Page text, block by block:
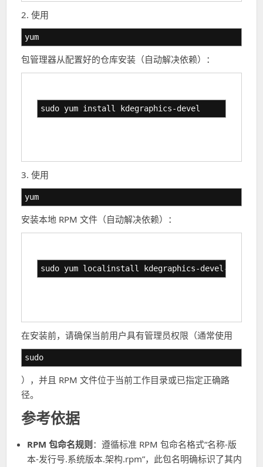
2. 使用
yum
包管理器从配置好的仓库安装（自动解决依赖）：
sudo yum install kdegraphics-devel
3. 使用
yum
安装本地 RPM 文件（自动解决依赖）：
sudo yum localinstall kdegraphics-devel-4.10.5-
在安装前，请确保当前用户具有管理员权限（通常使用
sudo
），并且 RPM 文件位于当前工作目录或已指定正确路
径。
参考依据
RPM 包命名规则：遵循标准 RPM 包命名格式“名称-版
本-发行号.系统版本.架构.rpm”，此包名明确标识了其内